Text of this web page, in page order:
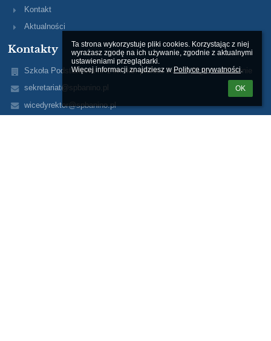
Ta strona wykorzystuje pliki cookies. Korzystając z niej
wyrażasz zgodę na ich używanie, zgodnie z aktualnymi
ustawieniami przeglądarki.
Więcej informacji znajdziesz w Polityce prywatności.
OK
Kontakt
Aktualności
Kontakty
Szkoła Podstawowa nr 1 im. ks. prałata Józefa Bigusa w Baninie
sekretariat@spbanino.pl
wicedyrektor@spbanino.pl